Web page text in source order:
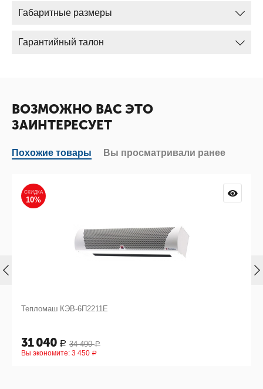
Габаритные размеры
Гарантийный талон
ВОЗМОЖНО ВАС ЭТО
ЗАИНТЕРЕСУЕТ
Похожие товары Вы просматривали ранее
СКИДКА
10%
Тепломаш КЭВ-6П2211Е
31 040 Р 34 490 Р
Вы экономите: 3 450 Р